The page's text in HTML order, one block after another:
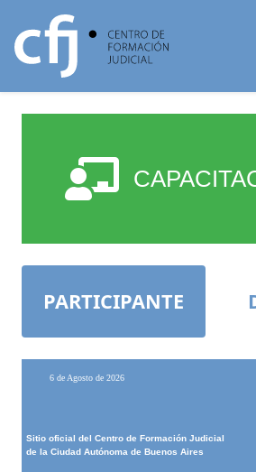
PARTICIPANTE
6 de Agosto de 2026
Sitio oficial del Centro de Formación Judicial
de la Ciudad Autónoma de Buenos Aires